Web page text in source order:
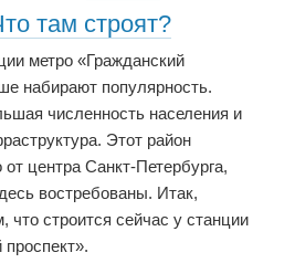
там строят?
метро «Гражданский
набирают популярность.
численность населения и
Этот район
центра Санкт-Петербурга,
востребованы. Итак,
что строится сейчас у станции